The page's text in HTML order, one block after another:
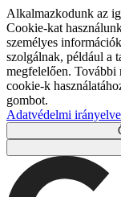
Alkalmazkodunk az
Cookie-kat
személyes
szolgálnak, például a
megfelelően. További
cookie-k
gombot.
Adatvédelmi